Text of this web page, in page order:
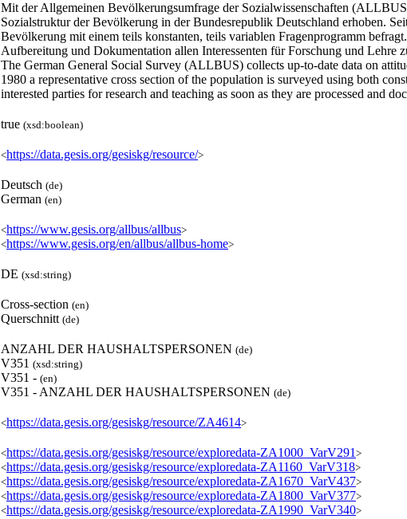
Mit der Allgemeinen Bevölkerungsumfrage der Sozialwissenschaften
Sozialstruktur der Bevölkerung in der Bundesrepublik Deutschland erhoben.
Bevölkerung mit einem teils konstanten, teils variablen Fragenprogramm
Aufbereitung und Dokumentation allen Interessenten für Forschung und Lehre
The German General Social Survey (ALLBUS) collects up-to-date data on
1980 a representative cross section of the population is surveyed using both
interested parties for research and teaching as soon as they are processed and
true (xsd:boolean)
<https://data.gesis.org/gesiskg/resource/>
Deutsch (de)
German (en)
<https://www.gesis.org/allbus/allbus>
<https://www.gesis.org/en/allbus/allbus-home>
DE (xsd:string)
Cross-section (en)
Querschnitt (de)
ANZAHL DER HAUSHALTSPERSONEN (de)
V351 (xsd:string)
V351 - (en)
V351 - ANZAHL DER HAUSHALTSPERSONEN (de)
<https://data.gesis.org/gesiskg/resource/ZA4614>
<https://data.gesis.org/gesiskg/resource/exploredata-ZA1000_VarV291>
<https://data.gesis.org/gesiskg/resource/exploredata-ZA1160_VarV318>
<https://data.gesis.org/gesiskg/resource/exploredata-ZA1670_VarV437>
<https://data.gesis.org/gesiskg/resource/exploredata-ZA1800_VarV377>
<https://data.gesis.org/gesiskg/resource/exploredata-ZA1990_VarV340>